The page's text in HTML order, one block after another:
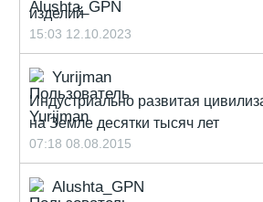
изделий
15:03 12.10.2023
Yurijman
Индустриально развитая
на Земле десятки тысяч лет
07:18 08.08.2015
Alushta_GPN